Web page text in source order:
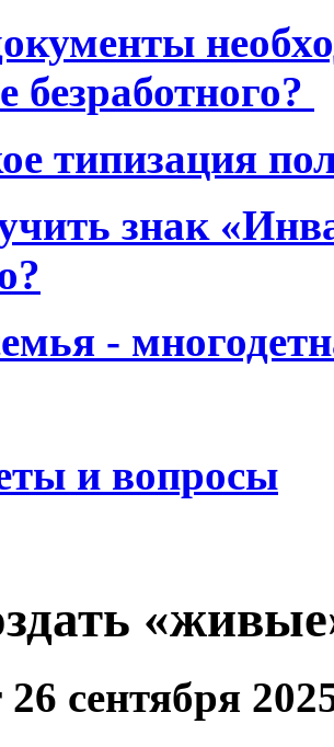
безработного?
типизация
знак
-
и вопросы
сентября